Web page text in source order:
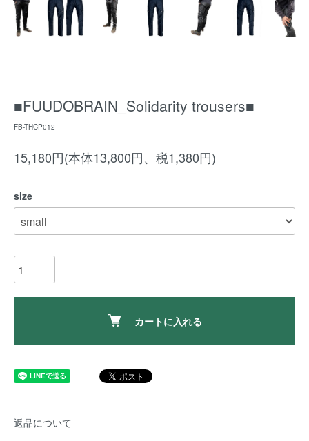
■FUUDOBRAIN_Solidarity trousers■
FB-THCP012
15,180円(本体13,800円、税1,380円)
size
カートに入れる
返品について